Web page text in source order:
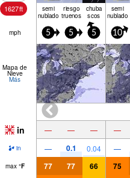
1627ft semi
nublado
riesgo
truenos
chuba
scos
semi
nublado
mph 5 5 5 10
Mapa de
Nieve
Más
in — — — —
in — 0.1 0.04 —
max °F 77 77 66 75